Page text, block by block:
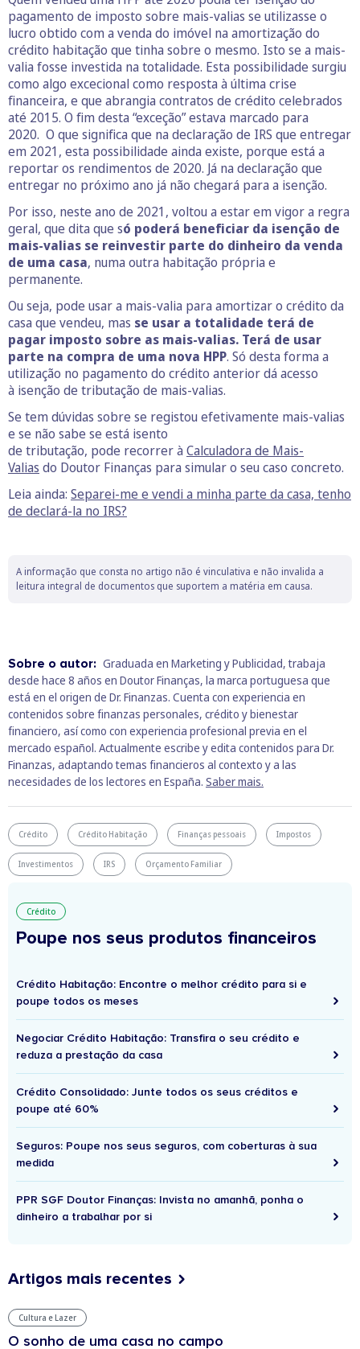
pagamento de imposto sobre mais-valias se utilizasse o
lucro obtido com a venda do imóvel na amortização do
crédito habitação que tinha sobre o mesmo. Isto se a mais-
valia fosse investida na totalidade. Esta possibilidade surgiu
como algo excecional como resposta à última crise
financeira, e que abrangia contratos de crédito celebrados
até 2015. O fim desta “exceção” estava marcado para
2020. O que significa que na declaração de IRS que entregar
em 2021, esta possibilidade ainda existe, porque está a
reportar os rendimentos de 2020. Já na declaração que
entregar no próximo ano já não chegará para a isenção.
Por isso, neste ano de 2021, voltou a estar em vigor a regra
geral, que dita que só poderá beneficiar da isenção de
mais-valias se reinvestir parte do dinheiro da venda
de uma casa, numa outra habitação própria e
permanente.
Ou seja, pode usar a mais-valia para amortizar o crédito da
casa que vendeu, mas se usar a totalidade terá de
pagar imposto sobre as mais-valias. Terá de usar
parte na compra de uma nova HPP. Só desta forma a
utilização no pagamento do crédito anterior dá acesso
à isenção de tributação de mais-valias.
Se tem dúvidas sobre se registou efetivamente mais-valias
e se não sabe se está isento
de tributação, pode recorrer à Calculadora de Mais-
Valias do Doutor Finanças para simular o seu caso concreto.
Leia ainda: Separei-me e vendi a minha parte da casa, tenho
de declará-la no IRS?
A informação que consta no artigo não é vinculativa e não invalida a
leitura integral de documentos que suportem a matéria em causa.
Sobre o autor: Graduada en Marketing y Publicidad, trabaja
desde hace 8 años en Doutor Finanças, la marca portuguesa que
está en el origen de Dr. Finanzas. Cuenta con experiencia en
contenidos sobre finanzas personales, crédito y bienestar
financiero, así como con experiencia profesional previa en el
mercado español. Actualmente escribe y edita contenidos para Dr.
Finanzas, adaptando temas financieros al contexto y a las
necesidades de los lectores en España. Saber mais.
Crédito Crédito Habitação Finanças pessoais Impostos
Investimentos IRS Orçamento Familiar
Crédito
Poupe nos seus produtos financeiros
Crédito Habitação: Encontre o melhor crédito para si e
poupe todos os meses
Negociar Crédito Habitação: Transfira o seu crédito e
reduza a prestação da casa
Crédito Consolidado: Junte todos os seus créditos e
poupe até 60%
Seguros: Poupe nos seus seguros, com coberturas à sua
medida
PPR SGF Doutor Finanças: Invista no amanhã, ponha o
dinheiro a trabalhar por si
Artigos mais recentes
Cultura e Lazer
O sonho de uma casa no campo